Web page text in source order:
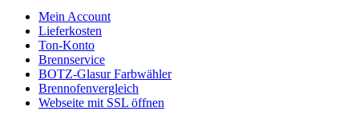
Mein Account
Lieferkosten
Ton-Konto
Brennservice
BOTZ-Glasur Farbwähler
Brennofenvergleich
Webseite mit SSL öffnen